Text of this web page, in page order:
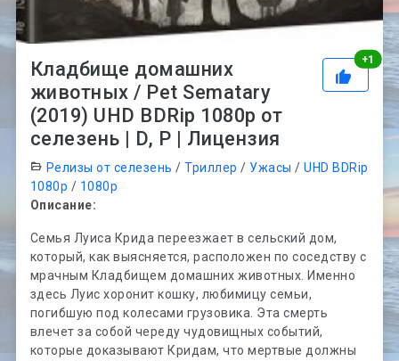
+1
Кладбище домашних
животных / Pet Sematary
(2019) UHD BDRip 1080p от
селезень | D, P | Лицензия
Релизы от селезень /Триллер / Ужасы /UHD BDRip
1080p / 1080p
Описание:
Семья Луиса Крида переезжает в сельский дом,
который, как выясняется, расположен по соседству с
мрачным Кладбищем домашних животных. Именно
здесь Луис хоронит кошку, любимицу семьи,
погибшую под колесами грузовика. Эта смерть
влечет за собой череду чудовищных событий,
которые доказывают Кридам, что мертвые должны